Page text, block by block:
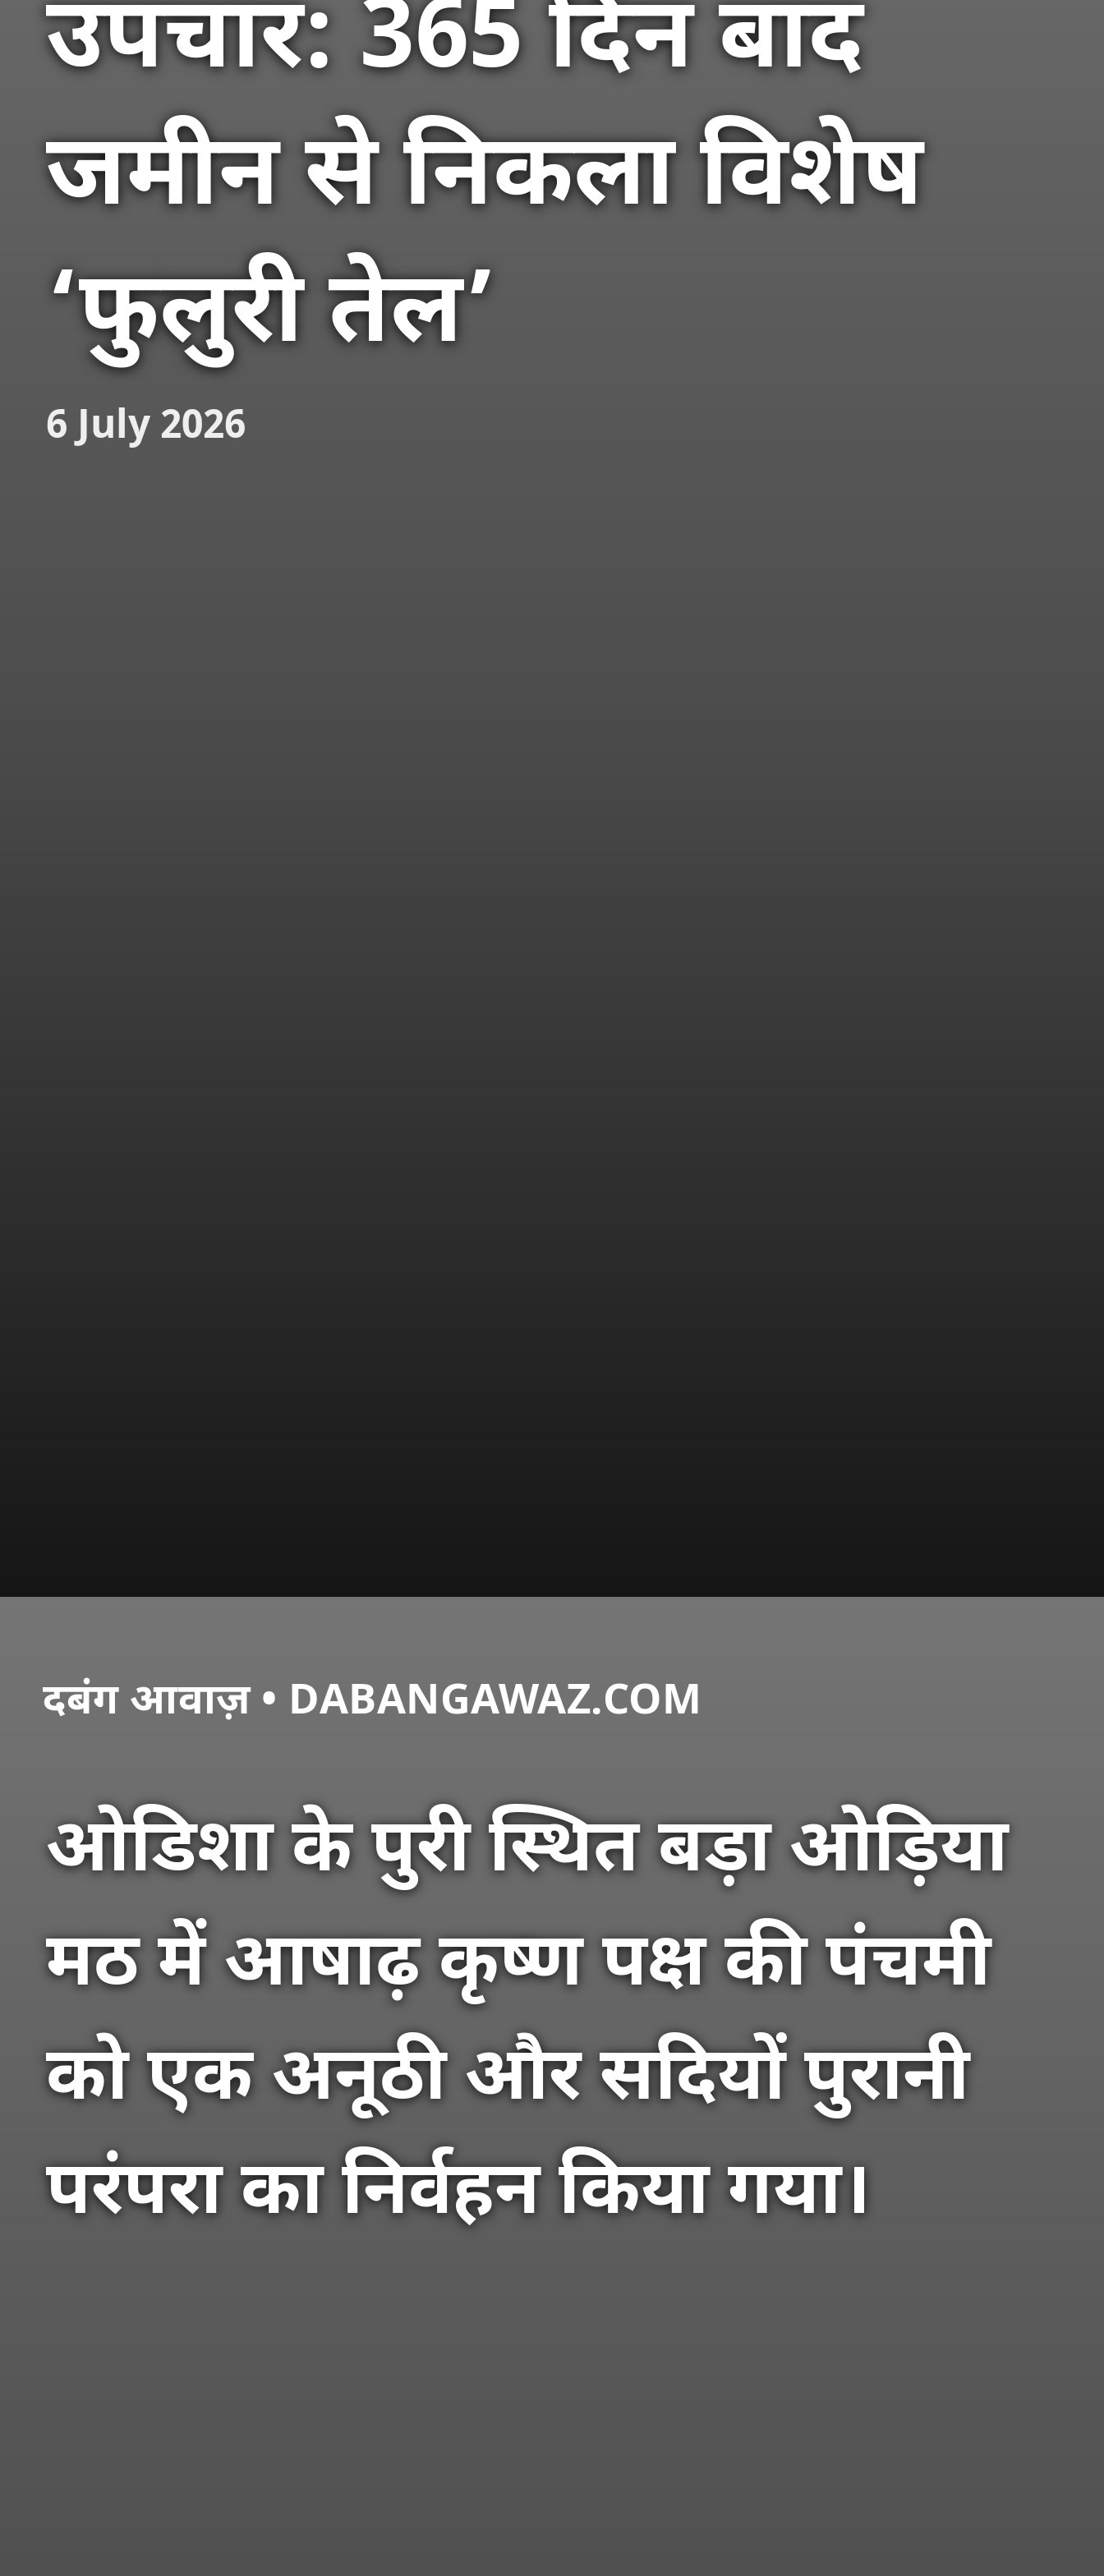
उपचार: 365 दिन बाद
जमीन से निकला विशेष
‘फुलुरी तेल’
6 July 2026
दबंग आवाज़ • DABANGAWAZ.COM
ओडिशा के पुरी स्थित बड़ा ओड़िया
मठ में आषाढ़ कृष्ण पक्ष की पंचमी
को एक अनूठी और सदियों पुरानी
परंपरा का निर्वहन किया गया।